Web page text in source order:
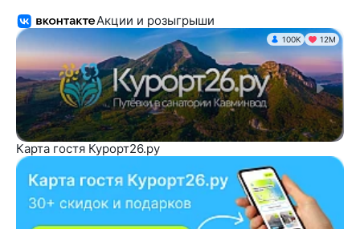
Акции и розыгрыши
100K 12М
Карта гостя Курорт26.ру